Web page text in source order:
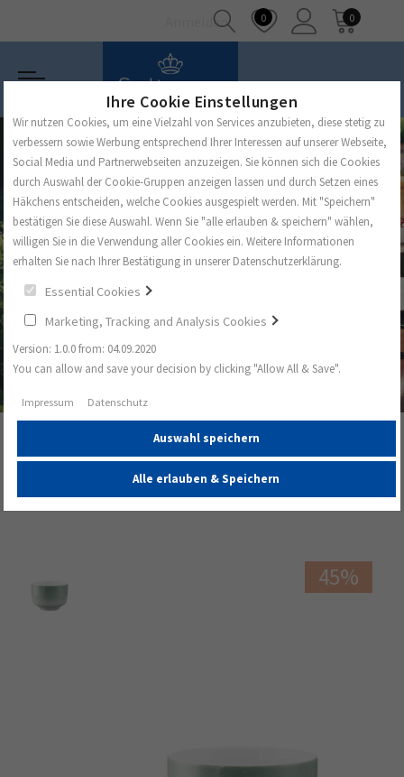
Anmelden 0 0
Sento Home Milchkaffeetasse 0,35 l ohne Henkel Aura
45%
Ihre Cookie Einstellungen
Wir nutzen Cookies, um eine Vielzahl von Services anzubieten, diese stetig zu
verbessern sowie Werbung entsprechend Ihrer Interessen auf unserer Webseite,
Social Media und Partnerwebseiten anzuzeigen. Sie können sich die Cookies
durch Auswahl der Cookie-Gruppen anzeigen lassen und durch Setzen eines
Häkchens entscheiden, welche Cookies ausgespielt werden. Mit "Speichern"
bestätigen Sie diese Auswahl. Wenn Sie "alle erlauben & speichern" wählen,
willigen Sie in die Verwendung aller Cookies ein. Weitere Informationen
erhalten Sie nach Ihrer Bestätigung in unserer Datenschutzerklärung.
Essential Cookies
Marketing, Tracking and Analysis Cookies
Version: 1.0.0 from: 04.09.2020
You can allow and save your decision by clicking "Allow All & Save".
Impressum Datenschutz
Auswahl speichern
Alle erlauben & Speichern